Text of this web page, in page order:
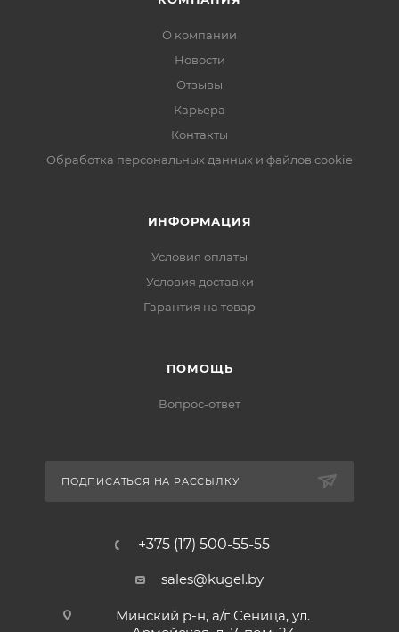
О компании
Новости
Отзывы
Карьера
Контакты
Обработка персональных данных и файлов cookie
ИНФОРМАЦИЯ
Условия оплаты
Условия доставки
Гарантия на товар
ПОМОЩЬ
Вопрос-ответ
ПОДПИСАТЬСЯ НА РАССЫЛКУ
+375 (17) 500-55-55
sales@kugel.by
Минский р-н, а/г Сеница, ул.